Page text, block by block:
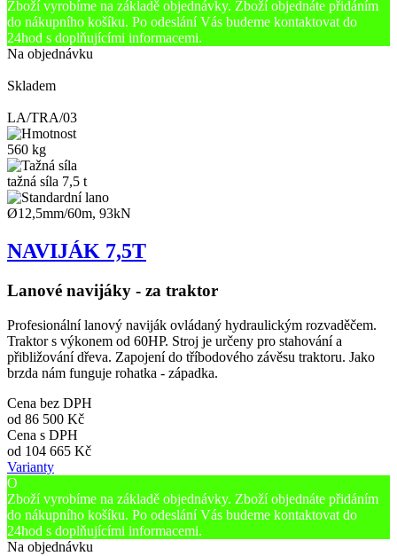
Zboží vyrobíme na základě objednávky. Zboží objednáte přidáním
do nákupního košíku. Po odeslání Vás budeme kontaktovat do
24hod s doplňujícími informacemi.
Na objednávku
Skladem
LA/TRA/03
560 kg
tažná síla 7,5 t
Ø12,5mm/60m, 93kN
NAVIJÁK 7,5T
Lanové navijáky - za traktor
Profesionální lanový naviják ovládaný hydraulickým rozvaděčem.
Traktor s výkonem od 60HP. Stroj je určeny pro stahování a
přibližování dřeva. Zapojení do tříbodového závěsu traktoru. Jako
brzda nám funguje rohatka - západka.
Cena bez DPH
od 86 500 Kč
Cena s DPH
od 104 665 Kč
Varianty
O
Zboží vyrobíme na základě objednávky. Zboží objednáte přidáním
do nákupního košíku. Po odeslání Vás budeme kontaktovat do
24hod s doplňujícími informacemi.
Na objednávku